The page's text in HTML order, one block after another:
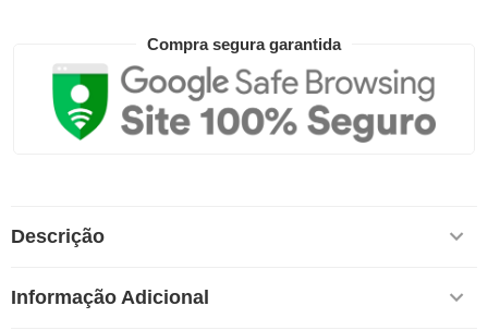
Compra segura garantida
Descrição
Informação Adicional